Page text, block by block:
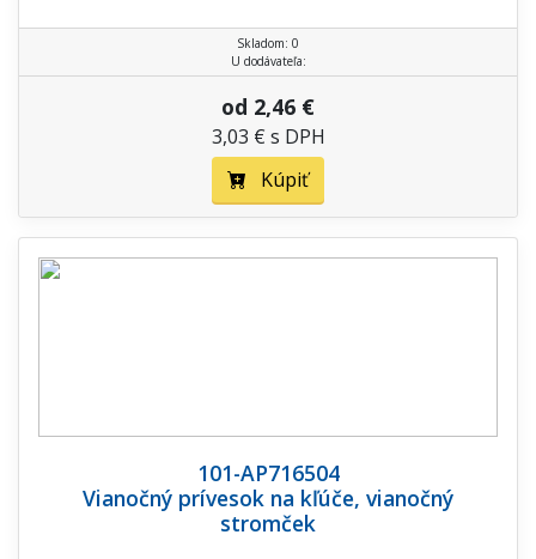
Skladom: 0
U dodávateľa:
od 2,46 €
3,03 € s DPH
Kúpiť
101-AP716504
Vianočný prívesok na kľúče, vianočný
stromček